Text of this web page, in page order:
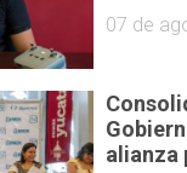
07 de
alianza